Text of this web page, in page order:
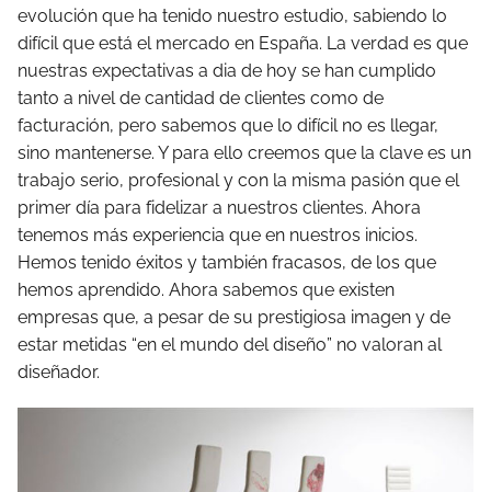
evolución que ha tenido nuestro estudio, sabiendo lo
difícil que está el mercado en España. La verdad es que
nuestras expectativas a dia de hoy se han cumplido
tanto a nivel de cantidad de clientes como de
facturación, pero sabemos que lo difícil no es llegar,
sino mantenerse. Y para ello creemos que la clave es un
trabajo serio, profesional y con la misma pasión que el
primer día para fidelizar a nuestros clientes. Ahora
tenemos más experiencia que en nuestros inicios.
Hemos tenido éxitos y también fracasos, de los que
hemos aprendido. Ahora sabemos que existen
empresas que, a pesar de su prestigiosa imagen y de
estar metidas “en el mundo del diseño” no valoran al
diseñador.